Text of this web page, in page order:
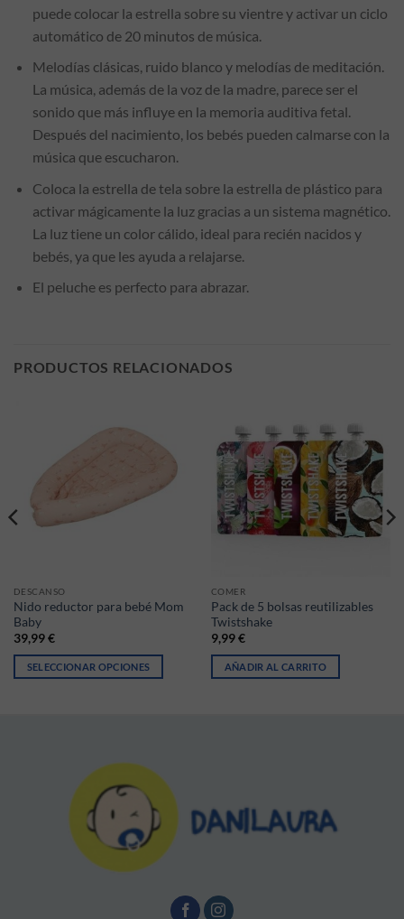
puede colocar la estrella sobre su vientre y activar un ciclo
automático de 20 minutos de música.
Melodías clásicas, ruido blanco y melodías de meditación.
La música, además de la voz de la madre, parece ser el
sonido que más influye en la memoria auditiva fetal.
Después del nacimiento, los bebés pueden calmarse con la
música que escucharon.
Coloca la estrella de tela sobre la estrella de plástico para
activar mágicamente la luz gracias a un sistema magnético.
La luz tiene un color cálido, ideal para recién nacidos y
bebés, ya que les ayuda a relajarse.
El peluche es perfecto para abrazar.
PRODUCTOS RELACIONADOS
DESCANSO
Nido reductor para bebé Mom
Baby
39,99€
SELECCIONAR OPCIONES
COMER
Pack de 5 bolsas reutilizables
Twistshake
9,99€
AÑADIR AL CARRITO